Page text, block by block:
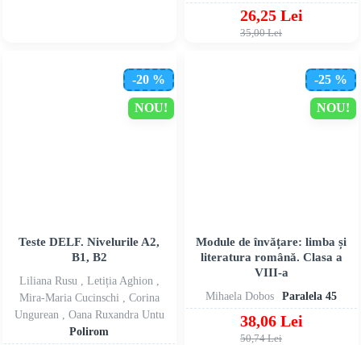
26,25 Lei
35,00 Lei
NOU!
-20 %
Liliana Rusu , Letiția Aghion ,
Mira-Maria Cucinschi , Corina
Ungurean , Oana Ruxandra Untu
Polirom
Teste DELF. Nivelurile A2,
B1, B2
NOU!
-25 %
Mihaela Dobos Paralela 45
Module de învățare: limba și
literatura română. Clasa a
VIII-a
38,06 Lei
50,74 Lei